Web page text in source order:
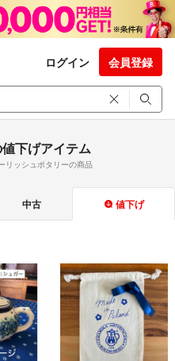
ログイン 会員登録
下げアイテム
リッシュポタリーの商品
中古 値下げ